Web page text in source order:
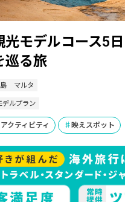
光モデルコース5
巡る旅
マルタ
デルプラン
アクティビティ 映えスポット